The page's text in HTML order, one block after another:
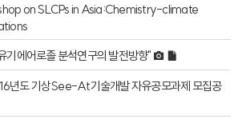
on SLCPs in Asia:Chemistry-climate
기에어로졸 분석연구의 발전방향"
년도 기상See-At기술개발 자유공모과제 모집공